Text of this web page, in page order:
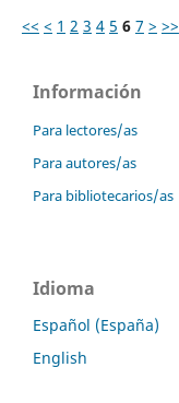
<< < 1 2 3 4 5 6 7 > >>
Información
Para lectores/as
Para autores/as
Para bibliotecarios/as
Idioma
Español (España)
English